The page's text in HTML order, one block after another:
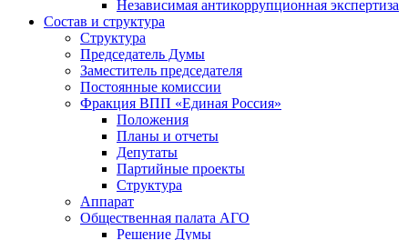
Независимая антикоррупционная экспертиза
Состав и структура
Структура
Председатель Думы
Заместитель председателя
Постоянные комиссии
Фракция ВПП «Единая Россия»
Положения
Планы и отчеты
Депутаты
Партийные проекты
Структура
Аппарат
Общественная палата АГО
Решение Думы